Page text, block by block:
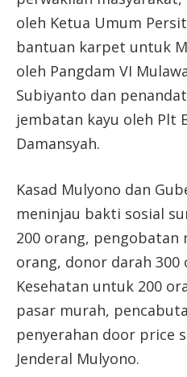
oleh Ketua Umum
bantuan karpet untuk
oleh Pangdam VI
Subiyanto dan
jembatan kayu oleh Plt
Damansyah.
Kasad Mulyono dan
meninjau bakti sosial
200 orang, pengobatan
orang, donor darah 300
Kesehatan untuk 200
pasar murah,
penyerahan door price
Jenderal Mulyono.